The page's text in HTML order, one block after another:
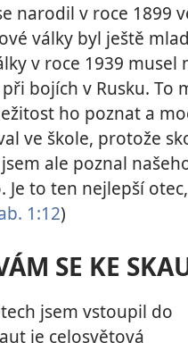
narodil v roce 1899
války byl ještě
v roce 1939
bojích v Rusku. To
ho poznat a
ve škole, protože
ale poznal
Je to ten nejlepší
1:12)
SE KE
jsem vstoupil do
je celosvětová